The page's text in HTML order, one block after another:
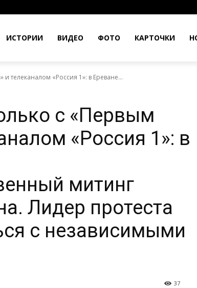
ИСТОРИИ ВИДЕО ФОТО КАРТОЧКИ
телеканалом «Россия 1»: в Ереване...
с «Первым
«Россия 1»: в
митинг
Лидер протеста
с независимыми
37